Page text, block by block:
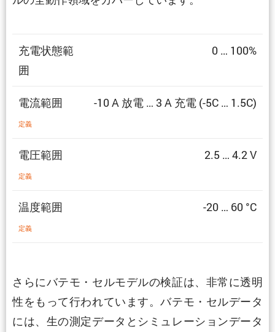
充電状態範
囲
0 … 100%
電流範囲
定義
-10 A 放電 … 3 A 充電 (-5C … 1.5C)
電圧範囲
定義
2.5 … 4.2 V
温度範囲
定義
-20 … 60 °C
さらにバテモ・セルモデルの検証は、非常に透明
性をもって行われています。バテモ・セルデータ
には、生の測定データとシミュレーションデータ